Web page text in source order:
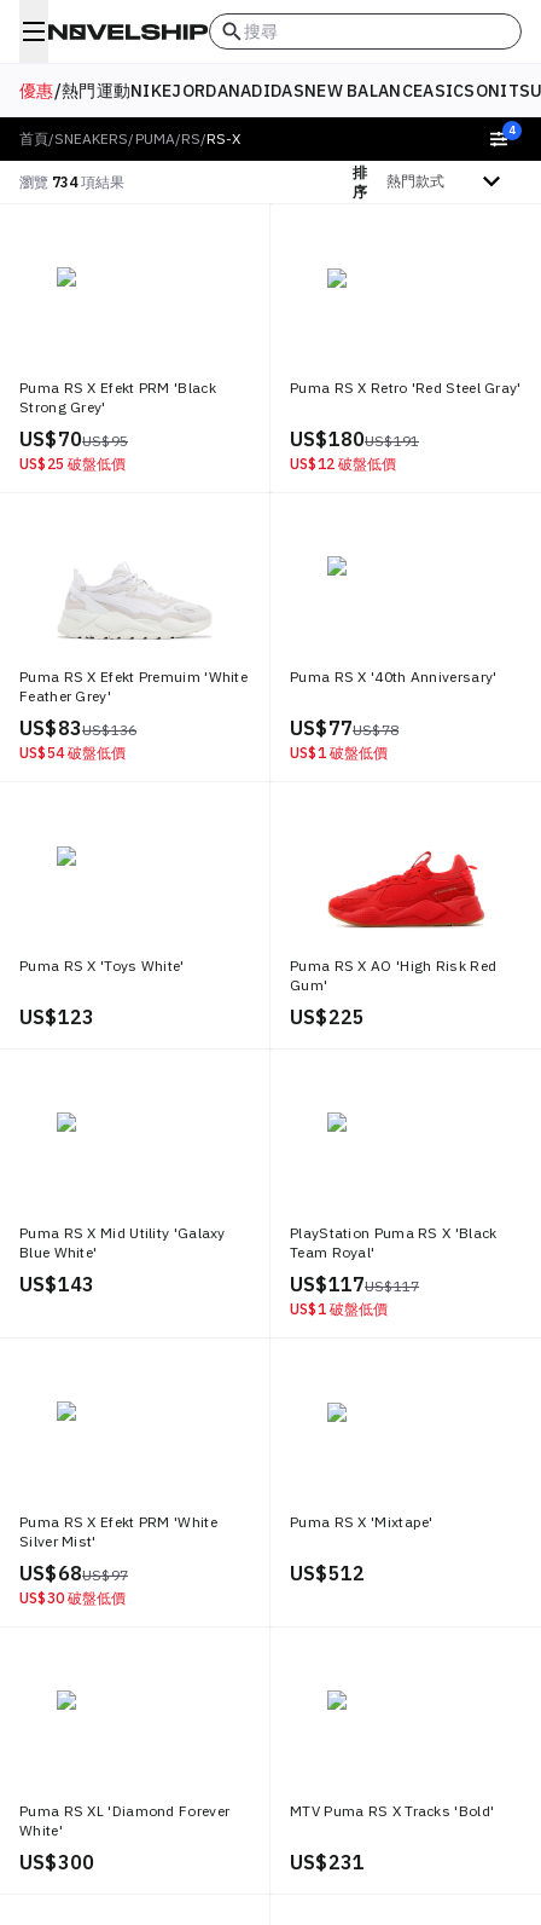
搜尋
優惠/熱門運動NIKEJORDANADIDASNEW BALANCEASICS
首頁/SNEAKERS/ PUMA/RS/RS-X 4
瀏覽 734項結果
排
序
排序依據
Puma RS X Efekt PRM 'Black
Strong Grey'
US$ 70US$ 95
US$ 25 破盤低價
Puma RS X Retro 'Red Steel Gray'
US$ 180US$ 191
US$ 12 破盤低價
Puma RS X Efekt Premuim 'White
Feather Grey'
US$ 83US$ 136
US$ 54 破盤低價
Puma RS X '40th Anniversary'
US$ 77US$ 78
US$ 1 破盤低價
Puma RS X 'Toys White'
US$ 123
Puma RS X AO 'High Risk Red
Gum'
US$ 225
Puma RS X Mid Utility 'Galaxy
Blue White'
US$ 143
PlayStation Puma RS X 'Black
Team Royal'
US$ 117US$ 117
US$ 1 破盤低價
Puma RS X Efekt PRM 'White
Silver Mist'
US$ 68US$ 97
US$ 30 破盤低價
Puma RS X 'Mixtape'
US$ 512
Puma RS XL 'Diamond Forever
White'
US$ 300
MTV Puma RS X Tracks 'Bold'
US$ 231